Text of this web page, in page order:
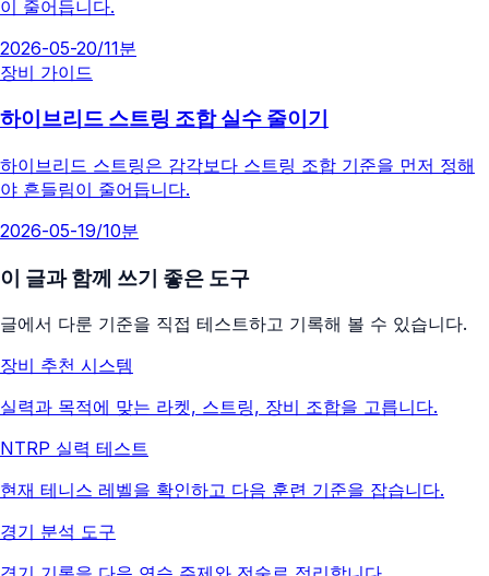
이 줄어듭니다.
2026-05-20/11분
장비 가이드
하이브리드 스트링 조합 실수 줄이기
하이브리드 스트링은 감각보다 스트링 조합 기준을 먼저 정해
야 흔들림이 줄어듭니다.
2026-05-19/10분
이 글과 함께 쓰기 좋은 도구
글에서 다룬 기준을 직접 테스트하고 기록해 볼 수 있습니다.
장비 추천 시스템
실력과 목적에 맞는 라켓, 스트링, 장비 조합을 고릅니다.
NTRP 실력 테스트
현재 테니스 레벨을 확인하고 다음 훈련 기준을 잡습니다.
경기 분석 도구